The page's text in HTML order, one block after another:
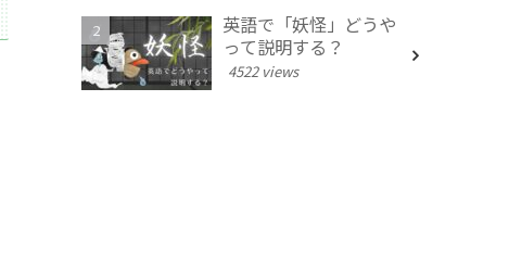
英語で「妖怪」どうや
って説明する？
4522 views